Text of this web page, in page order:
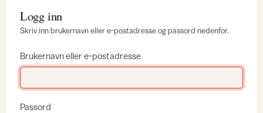
Logg inn
Skriv inn brukernavn eller e-postadresse og passord nedenfor.
Brukernavn eller e-postadresse
Passord